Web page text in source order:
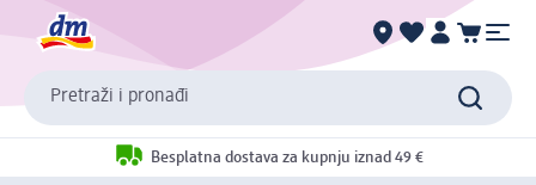
Pretraži i pronađi
Besplatna dostava za kupnju iznad 49 €